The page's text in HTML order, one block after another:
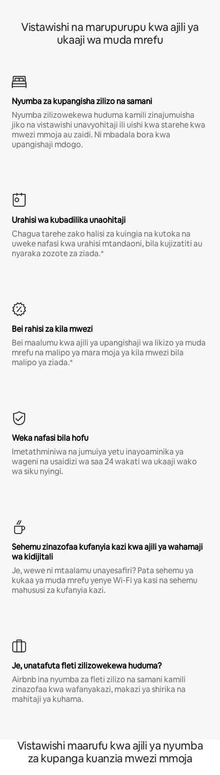
Vistawishi na marupurupu kwa ajili ya
ukaaji wa muda mrefu
Nyumba za kupangisha zilizo na samani
Nyumba zilizowekewa huduma kamili zinajumuisha
jiko na vistawishi unavyohitaji ili uishi kwa starehe kwa
mwezi mmoja au zaidi. Ni mbadala bora kwa
upangishaji mdogo.
Urahisi wa kubadilika unaohitaji
Chagua tarehe zako halisi za kuingia na kutoka na
uweke nafasi kwa urahisi mtandaoni, bila kujizatiti au
nyaraka zozote za ziada.*
Bei rahisi za kila mwezi
Bei maalumu kwa ajili ya upangishaji wa likizo ya muda
mrefu na malipo ya mara moja ya kila mwezi bila
malipo ya ziada.*
Weka nafasi bila hofu
Imetathminiwa na jumuiya yetu inayoaminika ya
wageni na usaidizi wa saa 24 wakati wa ukaaji wako
wa siku nyingi.
Sehemu zinazofaa kufanyia kazi kwa ajili ya wahamaji
wa kidijitali
Je, wewe ni mtaalamu unayesafiri? Pata sehemu ya
kukaa ya muda mrefu yenye Wi-Fi ya kasi na sehemu
mahususi za kufanyia kazi.
Je, unatafuta fleti zilizowekewa huduma?
Airbnb ina nyumba za fleti zilizo na samani kamili
zinazofaa kwa wafanyakazi, makazi ya shirika na
mahitaji ya kuhama.
Vistawishi maarufu kwa ajili ya nyumba
za kupanga kuanzia mwezi mmoja